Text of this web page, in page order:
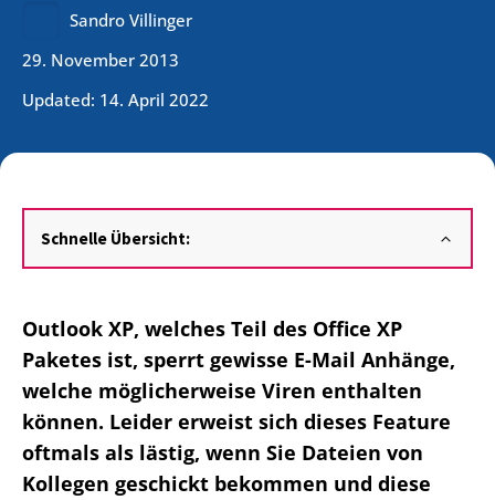
Sandro Villinger
29. November 2013
Updated: 14. April 2022
Schnelle Übersicht:
Outlook XP, welches Teil des Office XP
Paketes ist, sperrt gewisse E-Mail Anhänge,
welche möglicherweise Viren enthalten
können. Leider erweist sich dieses Feature
oftmals als lästig, wenn Sie Dateien von
Kollegen geschickt bekommen und diese